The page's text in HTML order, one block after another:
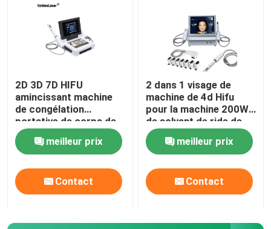
2D 3D 7D HIFU
amincissant machine
de congélation
portative de corps de
machine la grosse
meilleur prix
Contact
2 dans 1 visage de
machine de 4d Hifu
pour la machine 200W
de solvant de ride de
cou
meilleur prix
Contact